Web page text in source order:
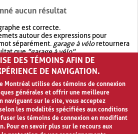
aucun résultat
est correcte.
autour des expressions pour
séparément. garage à véloretournera
que"garage à vélo".
recherche avec OR.garage OR vélo
de résultat quegarage à vélo
DES TÉMOINS AFIN DE
DE NAVIGATION.
Montréal utilise des témoins de connexion
générales et offrir une meilleure
naviguant sur le site, vous acceptez
les modalités spécifiées aux conditions
les témoins de connexion en modifiant
Pour en savoir plus sur le recours aux